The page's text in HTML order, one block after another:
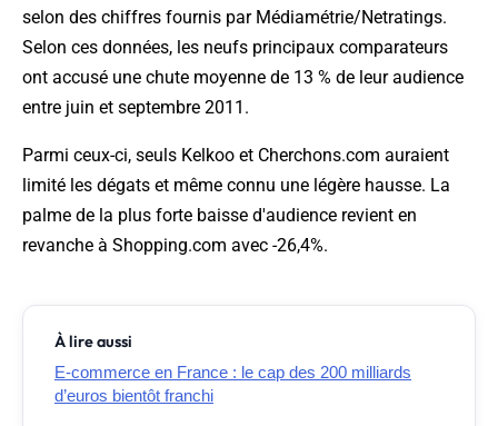
selon des chiffres fournis par Médiamétrie/Netratings.
Selon ces données, les neufs principaux comparateurs
ont accusé une chute moyenne de 13 % de leur audience
entre juin et septembre 2011.
Parmi ceux-ci, seuls Kelkoo et Cherchons.com auraient
limité les dégats et même connu une légère hausse. La
palme de la plus forte baisse d'audience revient en
revanche à Shopping.com avec -26,4%.
À lire aussi
E-commerce en France : le cap des 200 milliards
d’euros bientôt franchi